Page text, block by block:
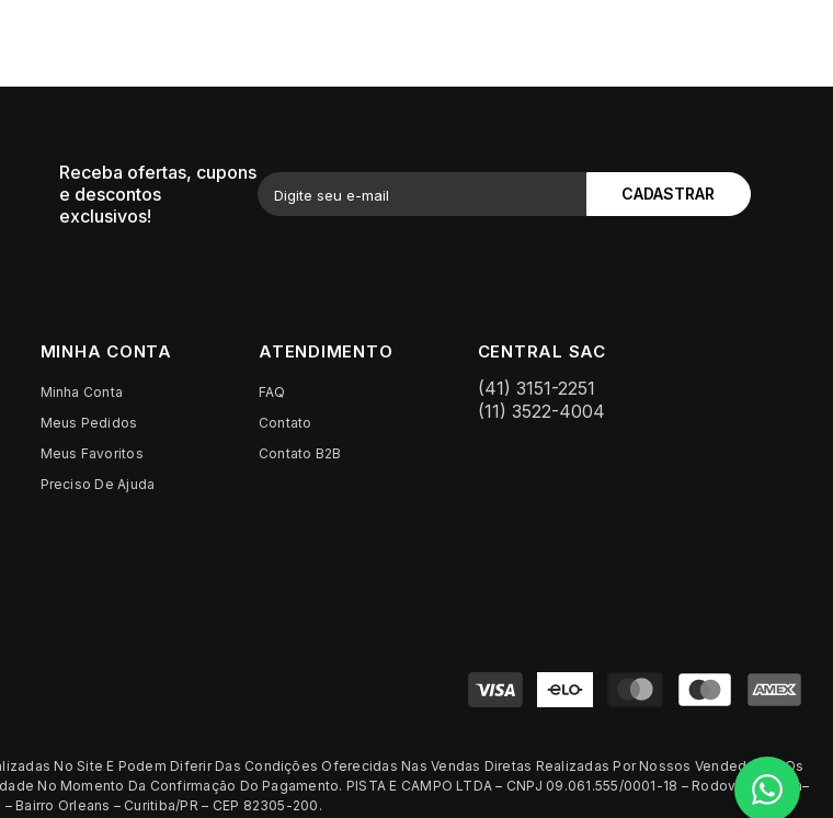
Receba ofertas, cupons
e descontos
exclusivos!
Digite seu e-mail CADASTRAR
MINHA CONTA
Minha Conta
Meus Pedidos
Meus Favoritos
Preciso De Ajuda
ATENDIMENTO
FAQ
Contato
Contato B2B
CENTRAL SAC
(41) 3151-2251
(11) 3522-4004
Formas
de
No Site E Podem Diferir Das Condições Oferecidas Nas Vendas Diretas Realizadas Por Nossos Vendedores. Os
No Momento Da Confirmação Do Pagamento. PISTA E CAMPO LTDA – CNPJ 09.061.555/0001-18 – Rodovia Curitiba–
Bairro Orleans – Curitiba/PR – CEP 82305-200.